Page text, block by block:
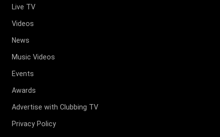
Live TV
Videos
News
Music Videos
Events
Awards
Advertise with Clubbing TV
Privacy Policy